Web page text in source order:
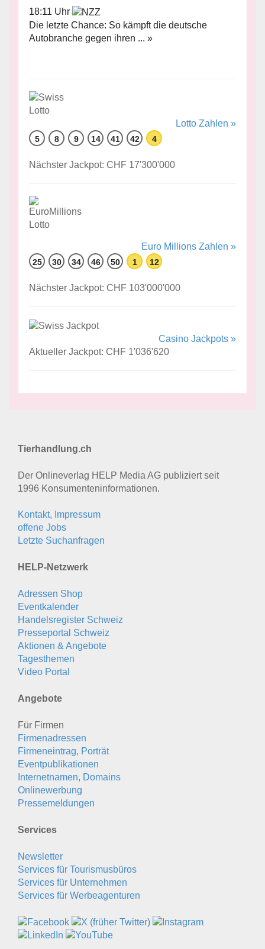
18:11 Uhr
Die letzte Chance: So kämpft die deutsche
Autobranche gegen ihren ... »
Lotto Zahlen »
5 8 9 14 41 42 4
Nächster Jackpot: CHF 17'300'000
Euro Millions Zahlen »
25 30 34 46 50 1 12
Nächster Jackpot: CHF 103'000'000
Casino Jackpots »
Aktueller Jackpot: CHF 1'036'620
Tierhandlung.ch
Der Onlineverlag HELP Media AG publiziert seit
1996 Konsumenten­informationen.
Kontakt, Impressum
offene Jobs
Letzte Suchanfragen
HELP-Netzwerk
Adressen Shop
Eventkalender
Handelsregister Schweiz
Presseportal Schweiz
Aktionen & Angebote
Tagesthemen
Video Portal
Angebote
Für Firmen
Firmenadressen
Firmeneintrag, Porträt
Eventpublikationen
Internetnamen, Domains
Onlinewerbung
Pressemeldungen
Services
Newsletter
Services für Tourismusbüros
Services für Unternehmen
Services für Werbeagenturen